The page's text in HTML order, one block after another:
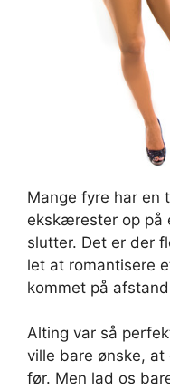
Mange fyre har
ekskærester op på
slutter. Det er der
let at romantisere
kommet på
Alting var så
ville bare ønske,
før. Men lad os